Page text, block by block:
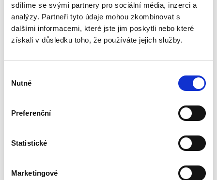
sdílíme se svými partnery pro sociální média, inzerci a
analýzy. Partneři tyto údaje mohou zkombinovat s
dalšími informacemi, které jste jim poskytli nebo které
získali v důsledku toho, že používáte jejich služby.
souhlasu
Nutné
Preferenční
Statistické
Marketingové
Nepominutelný
dědic a jeho
340,00 Kč
nepominutelného dědice, jeho vydědění a